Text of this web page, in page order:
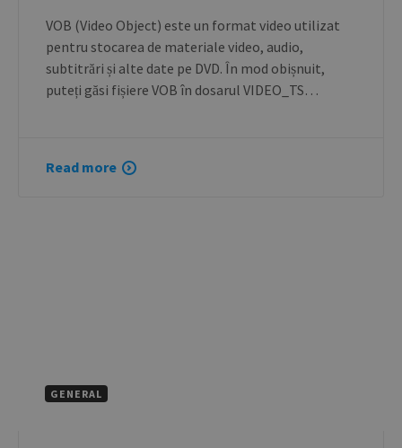
VOB (Video Object) este un format video utilizat
pentru stocarea de materiale video, audio,
subtitrări și alte date pe DVD. În mod obișnuit,
puteți găsi fișiere VOB în dosarul VIDEO_TS…
Read more
GENERAL